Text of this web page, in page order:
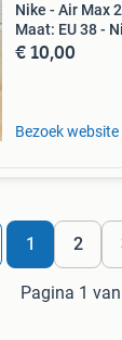
Nike - Air Max
Maat: EU 38 -
€ 10,00
Bezoek website
1 2
Pagina 1